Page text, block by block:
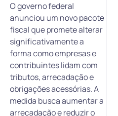
O governo federal
anunciou um novo pacote
fiscal que promete alterar
significativamente a
forma como empresas e
contribuintes lidam com
tributos, arrecadação e
obrigações acessórias. A
medida busca aumentar a
arrecadação e reduzir o